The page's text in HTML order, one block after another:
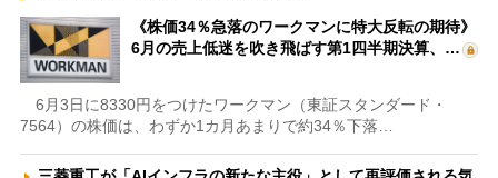
《株価34％急落のワークマンに特大反転の期待》
6月の売上低迷を吹き飛ばす第1四半期決算、…
6月3日に8330円をつけたワークマン（東証スタンダード・
7564）の株価は、わずか1カ月あまりで約34％下落…